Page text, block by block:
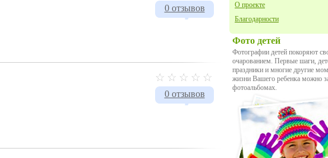
О проекте
Благодарности
Фото детей
Фотографии детей покоряют
очарованием. Первые шаги,
праздники и многие другие
жизни Вашего ребенка можно
фотоальбомах.
0 отзывов
0 отзывов